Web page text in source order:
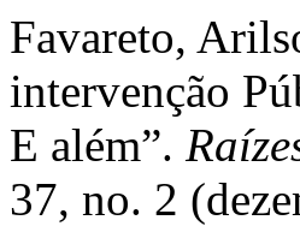
Favareto,
intervenção
E além”.
37, no. 2